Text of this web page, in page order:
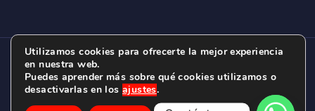
ESCUELA DE SURF LAS DUNAS ©
2026.
C/ BERNARDO ÁLVAREZ GALAN 1, SALINAS
(ASTURIAS)
Utilizamos cookies para ofrecerte la mejor experiencia
en nuestra web.
Puedes aprender más sobre qué cookies utilizamos o
desactivarlas en los ajustes.